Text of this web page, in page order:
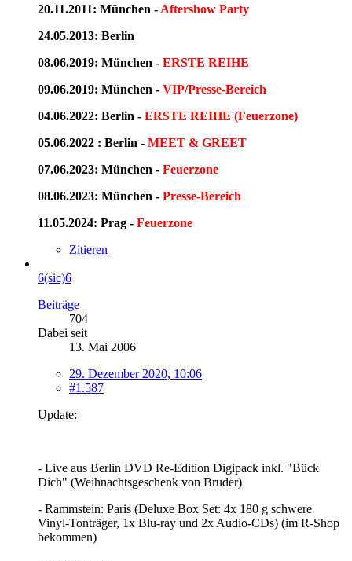
20.11.2011: München - Aftershow Party
24.05.2013: Berlin
08.06.2019: München - ERSTE REIHE
09.06.2019: München - VIP/Presse-Bereich
04.06.2022: Berlin - ERSTE REIHE (Feuerzone)
05.06.2022 : Berlin - MEET & GREET
07.06.2023: München - Feuerzone
08.06.2023: München - Presse-Bereich
11.05.2024: Prag - Feuerzone
Zitieren
6(sic)6
Beiträge
704
Dabei seit
13. Mai 2006
29. Dezember 2020, 10:06
#1.587
Update:
- Live aus Berlin DVD Re-Edition Digipack inkl. "Bück
Dich" (Weihnachtsgeschenk von Bruder)
- Rammstein: Paris (Deluxe Box Set: 4x 180 g schwere
Vinyl-Tonträger, 1x Blu-ray und 2x Audio-CDs) (im R-Shop
bekommen)